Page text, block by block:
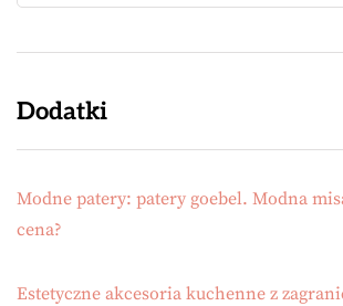
Dodatki
Modne patery: patery goebel. Modna
cena?
Estetyczne akcesoria kuchenne z